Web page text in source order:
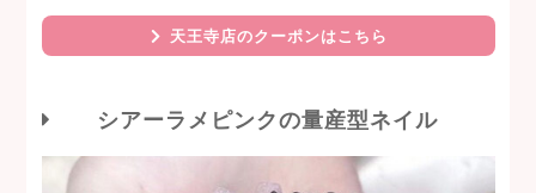
天王寺店のクーポンはこちら
シアーラメピンクの量産型ネイル